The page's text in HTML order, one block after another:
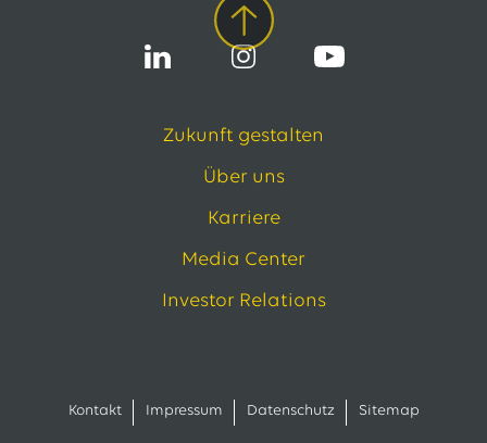
Zukunft gestalten
Über uns
Karriere
Media Center
Investor Relations
Kontakt Impressum Datenschutz Sitemap